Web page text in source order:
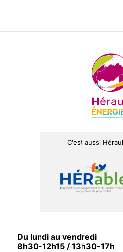
C'est aussi
Du lundi au vendredi
8h30-12h15 / 13h30-17h